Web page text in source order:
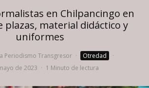
en Chilpancingo en
plazas, material didáctico y
uniformes
Periodismo Transgresor · Otredad
·
de 2023 · 1 Minuto de lectura